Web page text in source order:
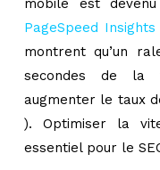
mobile est
PageSpeed Insights
montrent qu’un
secondes de la
augmenter le taux
). Optimiser la
essentiel pour le